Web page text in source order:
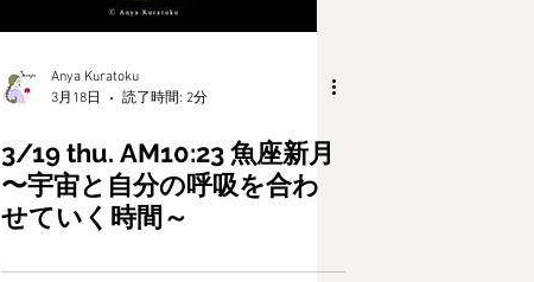
Anya Kuratoku
3月18日
読了時間: 2分
3/19 thu. AM10:23 魚座新月
〜宇宙と自分の呼吸を合わ
せていく時間～